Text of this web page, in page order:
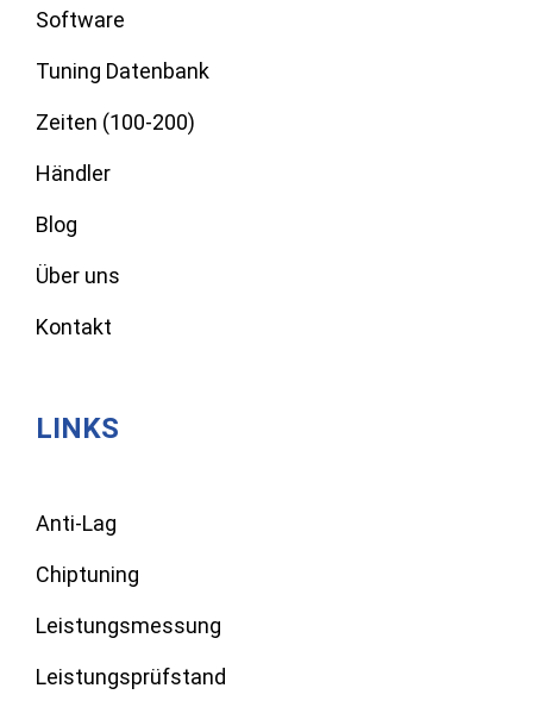
Software
Tuning Datenbank
Zeiten (100-200)
Händler
Blog
Über uns
Kontakt
LINKS
Anti-Lag
Chiptuning
Leistungsmessung
Leistungsprüfstand